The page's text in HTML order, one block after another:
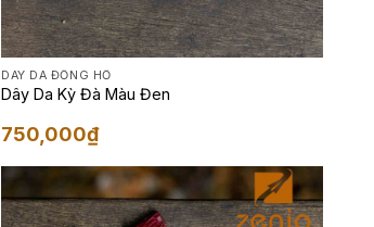
DÂY DA ĐỒNG HỒ
Dây Da Kỳ Đà Màu Đen
750,000₫